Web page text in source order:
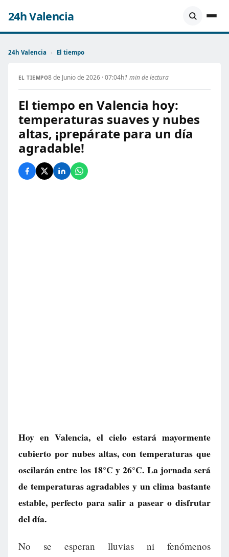
24h Valencia
24h Valencia › El tiempo
EL TIEMPO8 de Junio de 2026 · 07:04h1 min de lectura
El tiempo en Valencia hoy:
temperaturas suaves y nubes
altas, ¡prepárate para un día
agradable!
Hoy en Valencia, el cielo estará mayormente
cubierto por nubes altas, con temperaturas que
oscilarán entre los 18°C y 26°C. La jornada será
de temperaturas agradables y un clima bastante
estable, perfecto para salir a pasear o disfrutar
del día.
No se esperan lluvias ni fenómenos